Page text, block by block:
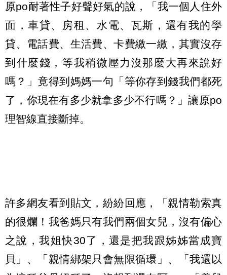
原po耐著性子好聲好氣的說，「我一個人住外
面，車貸、房租、水電、瓦斯，還有我的學
貸、電話費、生活費、卡費繳一繳，其實沒存
到什麼錢，等我稍微壓力沒那麼大再來說好
嗎？」竟得到媽媽一句「等你存到錢我們都死
了，你現在有多少就拿多少不行嗎？」讓原po
理智線直接斷掉。
許多網友看到貼文，紛紛回應，「親情勒索真
的很爛！我爸媽只有我們兩個女兒，沒有偏心
之說，我姐快30了，還是把我跟姊姊當成寶
貝」、「親情綁架只會無限循環」、「我還以